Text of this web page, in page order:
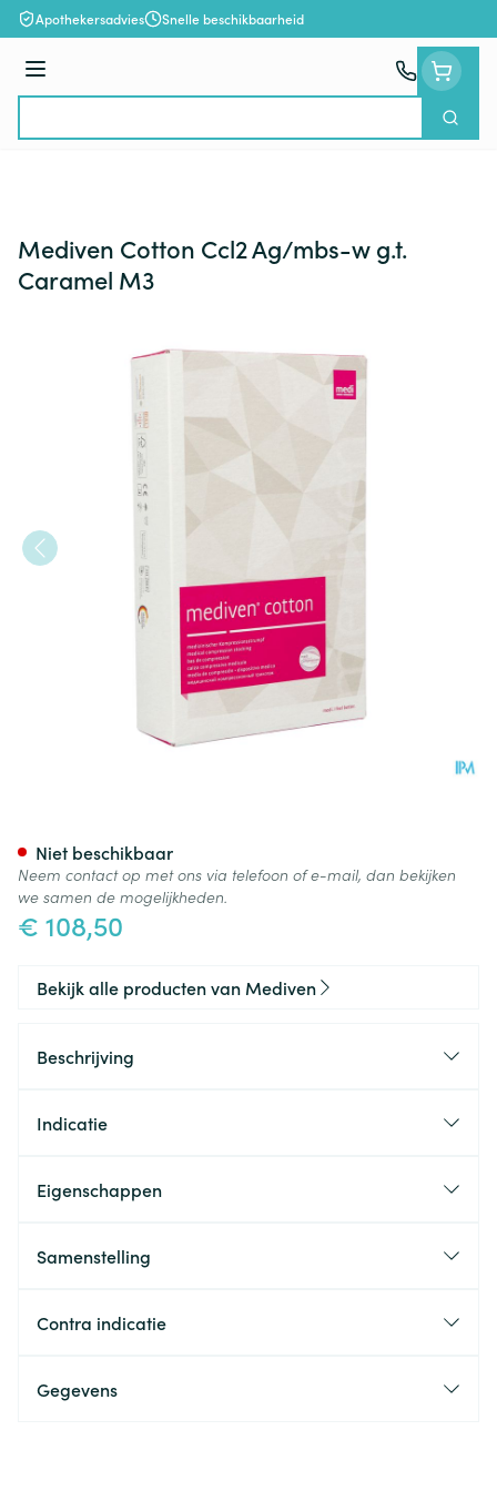
Ga naar de inhoud
Apothekersadvies Snelle beschikbaarheid
Menu
Zoek
Mediven Cotton Ccl2 Ag/mbs-w g.t.
Caramel M3
€ 108,50
Niet beschikbaar
Neem contact op met ons via telefoon of e-mail, dan bekijken
we samen de mogelijkheden.
Bekijk alle producten van Mediven
Beschrijving
Indicatie
Eigenschappen
Samenstelling
Contra indicatie
Gegevens